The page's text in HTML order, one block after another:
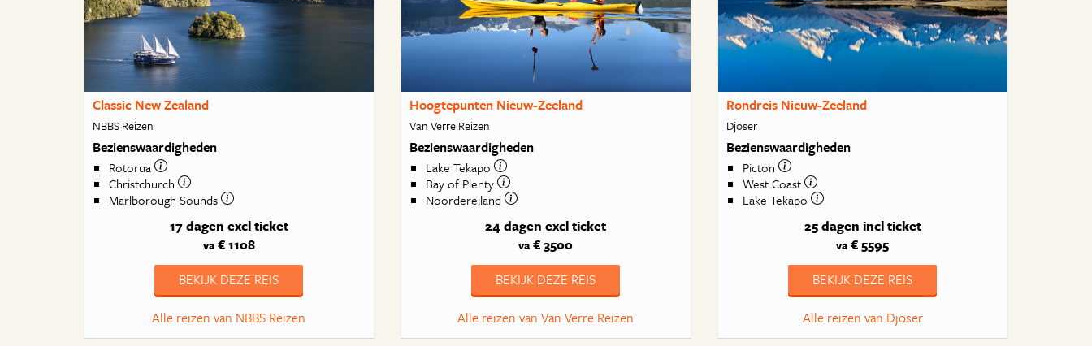
Classic New Zealand
NBBS Reizen
Bezienswaardigheden
Rotorua
Christchurch
Marlborough Sounds
17 dagen excl ticket
va€ 1108
BEKIJK DEZE REIS
Alle reizen van NBBS Reizen
Hoogtepunten Nieuw-Zeeland
Van Verre Reizen
Bezienswaardigheden
Lake Tekapo
Bay of Plenty
Noordereiland
24 dagen excl ticket
va € 3500
BEKIJK DEZE REIS
Alle reizen van Van Verre Reizen
Rondreis Nieuw-Zeeland
Djoser
Bezienswaardigheden
Picton
West Coast
Lake Tekapo
25 dagen incl ticket
va € 5595
BEKIJK DEZE REIS
Alle reizen van Djoser